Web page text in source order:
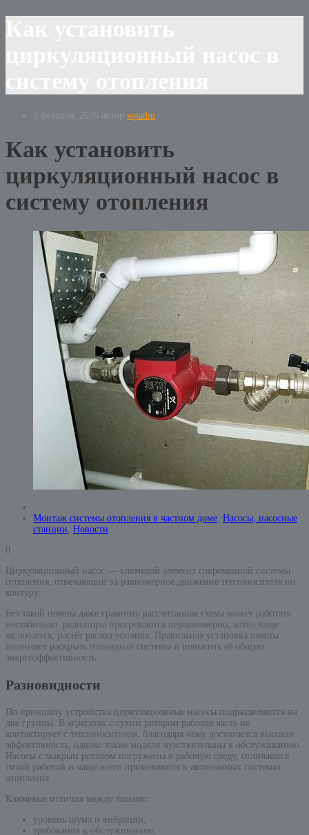
3 февраля, 2026 автор wpadm
Как установить
циркуляционный насос в
систему отопления
Монтаж системы отопления в частном доме, Насосы, насосные
станции, Новости
0
Циркуляционный насос — ключевой элемент современной системы
отопления, отвечающий за равномерное движение теплоносителя по
контуру.
Без такой помпы даже грамотно рассчитанная схема может работать
нестабильно: радиаторы прогреваются неравномерно, котёл чаще
включается, растёт расход топлива. Правильная установка помпы
позволяет раскрыть потенциал системы и повысить её общую
энергоэффективность.
Разновидности
По принципу устройства циркуляционные насосы подразделяются на
две группы. В агрегатах с сухим ротором рабочая часть не
контактирует с теплоносителем, благодаря чему достигается высокая
эффективность, однако такие модели чувствительны к обслуживанию.
Насосы с мокрым ротором погружены в рабочую среду, отличаются
тихой работой и чаще всего применяются в автономных системах
отопления.
Ключевые отличия между типами:
уровень шума и вибрации;
требования к обслуживанию;